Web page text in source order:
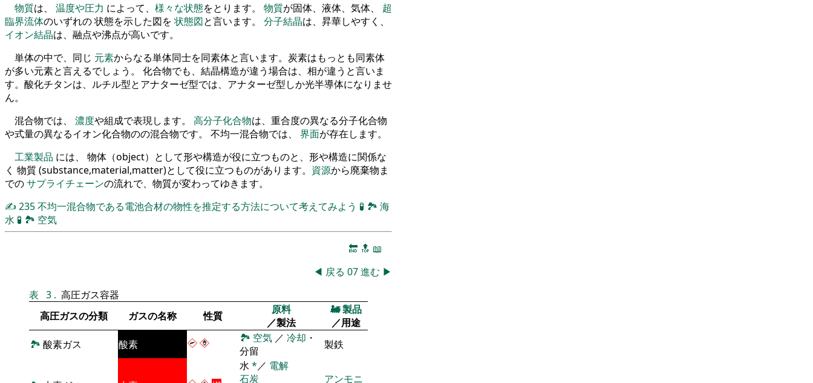
物質は、 温度や圧力 によって、 様々な状態をとります。 物質が固体、液体、気体、 超
臨界流体のいずれの 状態を示した図を 状態図と言います。 分子結晶は、昇華しやすく、
イオン結晶は、融点や沸点が高いです。
単体の中で、同じ 元素からなる単体同士を同素体と言います。炭素はもっとも同素体
が多い元素と言えるでしょう。 化合物でも、結晶構造が違う場合は、相が違うと言いま
す。酸化チタンは、ルチル型とアナターゼ型では、アナターゼ型しか光半導体になりませ
ん。
混合物では、 濃度や組成で表現します。 高分子化合物は、重合度の異なる分子化合物
や式量の異なるイオン化合物のの混合物です。 不均一混合物では、 界面が存在します。
工業製品 には、 物体（object）として形や構造が役に立つものと、形や構造に関係な
く 物質 (substance,material,matter)として役に立つものがあります。 資源から廃棄物ま
でのサプライチェーンの流れで、物質が変わってゆきます。
✍ 235不均一混合物である電池合材の物性を推定する方法について考えてみよう 🧪 🏞 海
水 🧪 🏞 空気
🔚 🔝 📖
◀ 戻る 07進む ▶
表 3 . 高圧ガス容器
高圧ガスの分類
ガスの名称 性質
原料
／製法
🚂 製品
／用途
🏞 酸素ガス 酸素 🏞 空気 ／ 冷却 ・
分留
製鉄
水 *／ 電解
石炭
アンモニ